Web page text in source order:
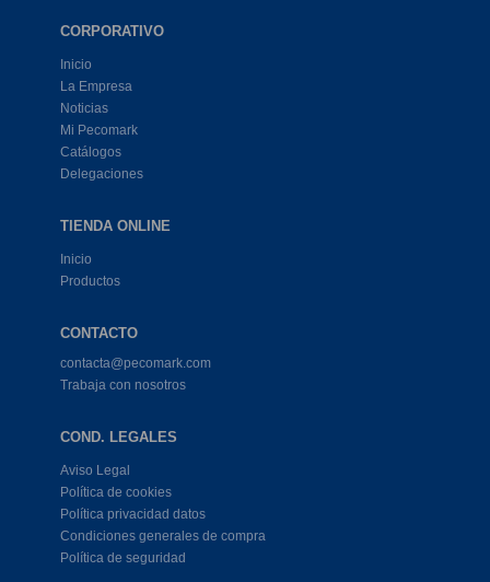
CORPORATIVO
Inicio
La Empresa
Noticias
Mi Pecomark
Catálogos
Delegaciones
TIENDA ONLINE
Inicio
Productos
CONTACTO
contacta@pecomark.com
Trabaja con nosotros
COND. LEGALES
Aviso Legal
Política de cookies
Política privacidad datos
Condiciones generales de compra
Política de seguridad